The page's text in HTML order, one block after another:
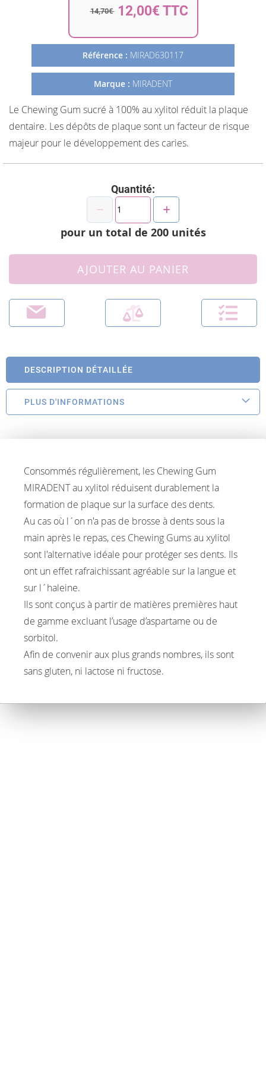
d’images
14,70€ 12,00€ TTC
Référence : MIRAD630117
Marque : MIRADENT
Le Chewing Gum sucré à 100% au xylitol réduit la plaque
dentaire. Les dépôts de plaque sont un facteur de risque
majeur pour le développement des caries.
Quantité:
pour un total de 200unités
AJOUTER AU PANIER
DESCRIPTION DÉTAILLÉE
PLUS D'INFORMATIONS
Consommés régulièrement, les Chewing Gum
MIRADENT au xylitol réduisent durablement la
formation de plaque sur la surface des dents.
Au cas où l´on n'a pas de brosse à dents sous la
main après le repas, ces Chewing Gums au xylitol
sont l'alternative idéale pour protéger ses dents. Ils
ont un effet rafraichissant agréable sur la langue et
sur l´haleine.
Ils sont conçus à partir de matières premières haut
de gamme excluant l’usage d’aspartame ou de
sorbitol.
Afin de convenir aux plus grands nombres, ils sont
sans gluten, ni lactose ni fructose.